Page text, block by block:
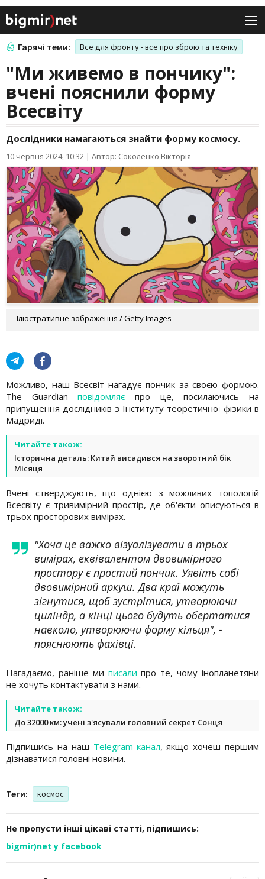
Гарячі теми: Все для фронту - все про зброю та техніку
"Ми живемо в пончику":
вчені пояснили форму
Всесвіту
Дослідники намагаються знайти форму космосу.
10 червня 2024, 10:32 | Автор: Соколенко Вікторія
Ілюстративне зображення / Getty Images
Можливо, наш Всесвіт нагадує пончик за своєю формою.
The Guardianповідомляє про це, посилаючись на
припущення дослідників з Інституту теоретичної фізики в
Мадриді.
Читайте також:
Історична деталь: Китай висадився на зворотний бік
Місяця
Вчені стверджують, що однією з можливих топологій
Всесвіту є тривимірний простір, де об'єкти описуються в
трьох просторових вимірах.
"Хоча це важко візуалізувати в трьох
вимірах, еквівалентом двовимірного
простору є простий пончик. Уявіть собі
двовимірний аркуш. Два краї можуть
зігнутися, щоб зустрітися, утворюючи
циліндр, а кінці цього будуть обертатися
навколо, утворюючи форму кільця", -
пояснюють фахівці.
Нагадаємо, раніше ми писали про те, чому інопланетяни
не хочуть контактувати з нами.
Читайте також:
До 32000 км: учені з'ясували головний секрет Сонця
Підпишись на наш Telegram-канал, якщо хочеш першим
дізнаватися головні новини.
Теги: космос
Не пропусти інші цікаві статті, підпишись:
bigmir)net у facebook